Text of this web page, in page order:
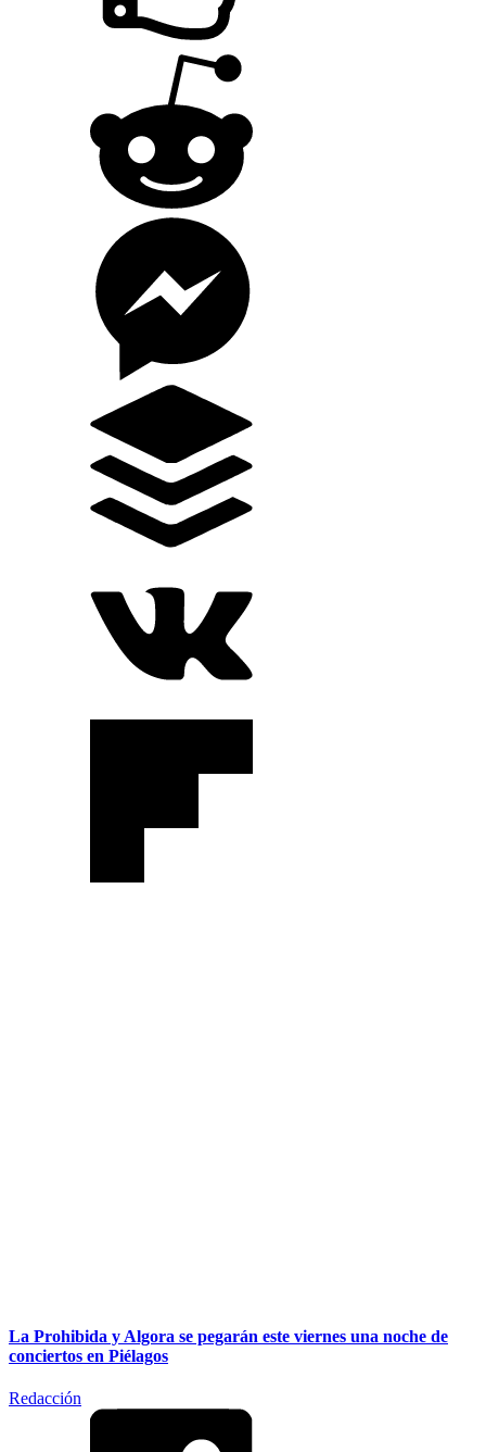
La Prohibida y Algora se pegarán este viernes una noche de
conciertos en Piélagos
Redacción